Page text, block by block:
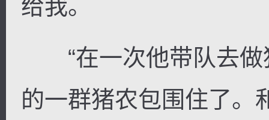
给我。
“在一次他带队去做
的一群猪农包围住了。